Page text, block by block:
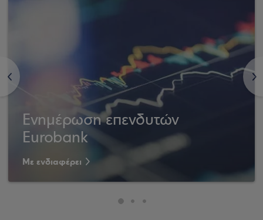
<
Ενημέρωση επενδυτών
Eurobank
Με ενδιαφέρει
>